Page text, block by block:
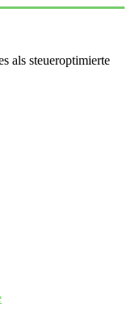
als steueroptimierte